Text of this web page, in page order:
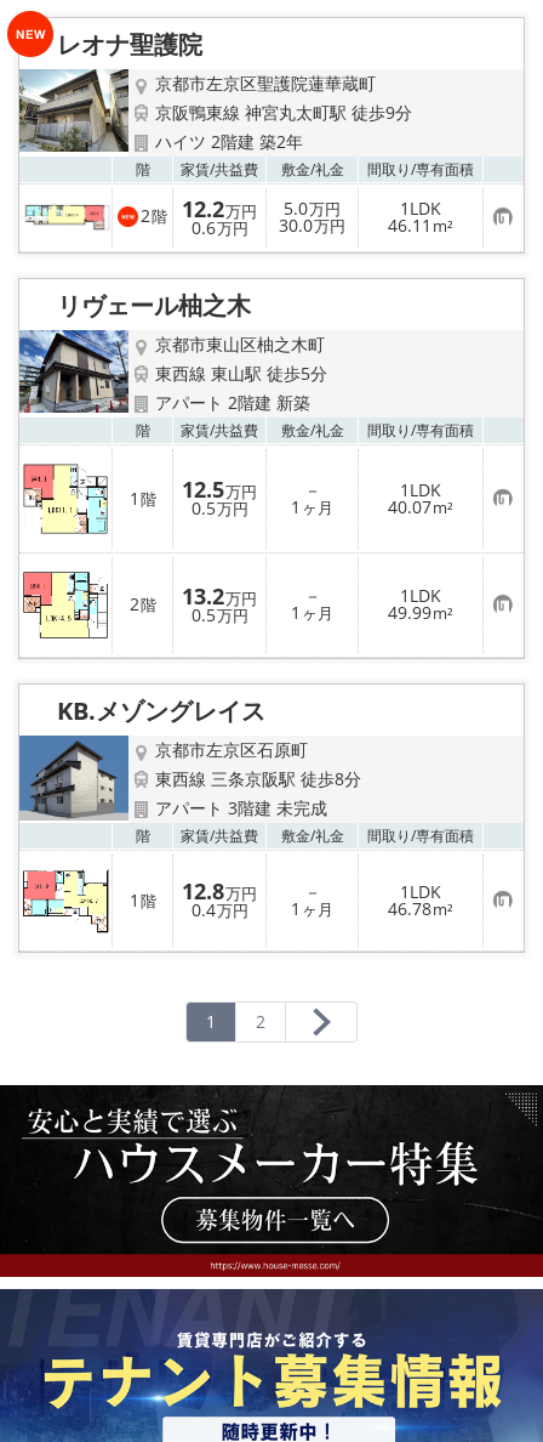
り
レオナ聖護院
京都市左京区聖護院蓮華蔵町
京阪鴨東線 神宮丸太町駅 徒歩9分
ハイツ 2階建 築2年
階 家賃/共益費 敷金/礼金 間取り/専有面積
2階 12.2万円
0.6万円
5.0万円
30.0万円
1LDK
46.11 m² お
気
に
入
リヴェール柚之木
京都市東山区柚之木町
東西線 東山駅 徒歩5分
アパート 2階建 新築
階 家賃/共益費 敷金/礼金 間取り/専有面積
1 階 12.5万円
0.5万円
－
1 ヶ月
1LDK
40.07m² お
気
に
入
り
登
録
2階 13.2万円
0.5万円
－
1 ヶ月
1LDK
49.99m² お
気
に
入
り
KB.メゾングレイス
京都市左京区石原町
東西線 三条京阪駅 徒歩8分
アパート 3階建 未完成
階 家賃/共益費 敷金/礼金 間取り/専有面積
1 階 12.8万円
0.4万円
－
1 ヶ月
1LDK
46.78m² お
気
に
入
1 2